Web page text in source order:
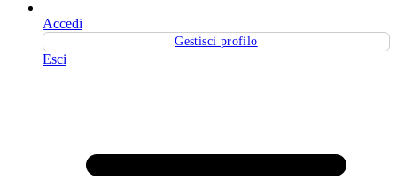
Accedi
Gestisci profilo
Esci